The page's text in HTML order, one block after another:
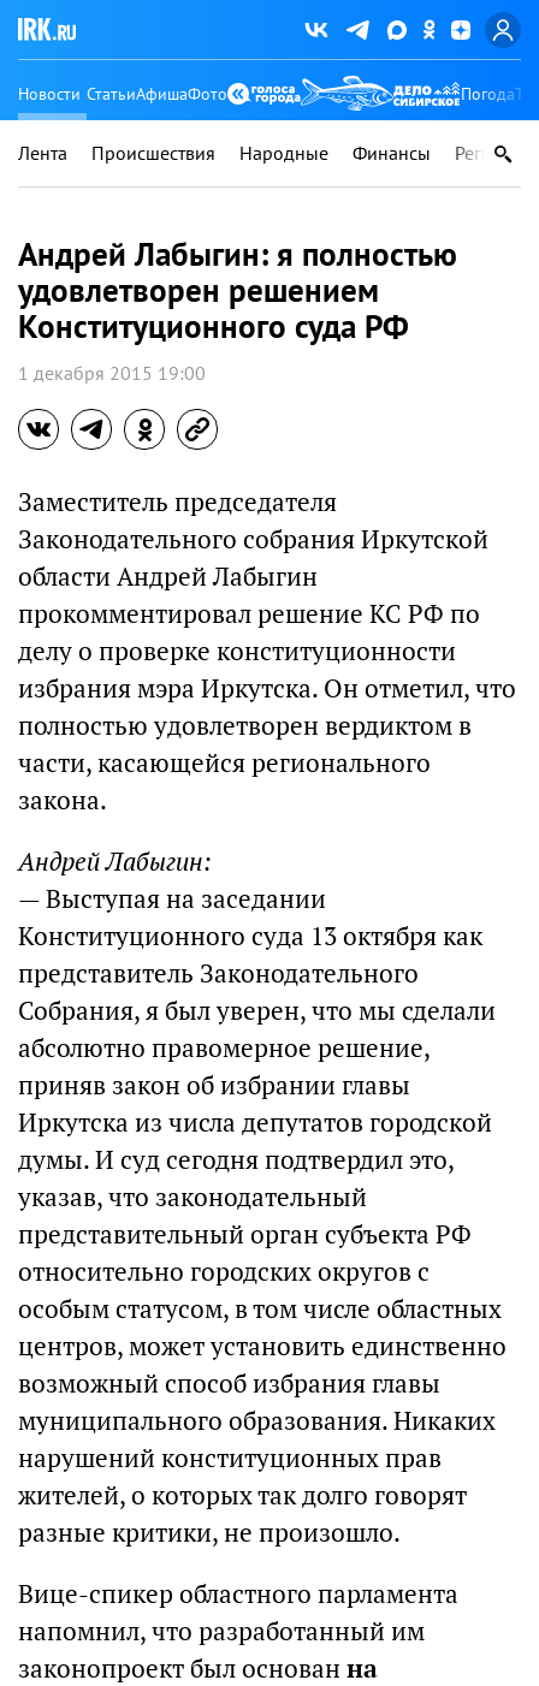
Новости СтатьиАфишаФото Погода
Лента Происшествия Народные Финансы Регионы
Андрей Лабыгин: я полностью
удовлетворен решением
Конституционного суда РФ
1 декабря 2015 19:00
Заместитель председателя
Законодательного собрания Иркутской
области Андрей Лабыгин
прокомментировал решение КС РФ по
делу о проверке конституционности
избрания мэра Иркутска. Он отметил, что
полностью удовлетворен вердиктом в
части, касающейся регионального
закона.
Андрей Лабыгин:
— Выступая на заседании
Конституционного суда 13 октября как
представитель Законодательного
Собрания, я был уверен, что мы сделали
абсолютно правомерное решение,
приняв закон об избрании главы
Иркутска из числа депутатов городской
думы. И суд сегодня подтвердил это,
указав, что законодательный
представительный орган субъекта РФ
относительно городских округов с
особым статусом, в том числе областных
центров, может установить единственно
возможный способ избрания главы
муниципального образования. Никаких
нарушений конституционных прав
жителей, о которых так долго говорят
разные критики, не произошло.
Вице-спикер областного парламента
напомнил, что разработанный им
законопроект был основан на